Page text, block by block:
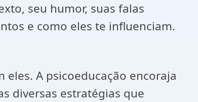
seu humor, suas falas
e como eles te influenciam.
A psicoeducação encoraja
diversas estratégias que